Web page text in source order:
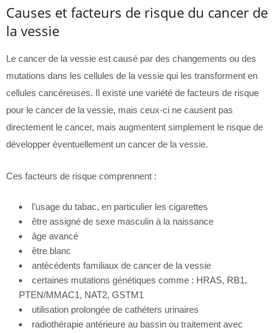
Causes et facteurs de risque du cancer de
la vessie
Le cancer de la vessie est causé par des changements ou des
mutations dans les cellules de la vessie qui les transforment en
cellules cancéreuses. Il existe une variété de facteurs de risque
pour le cancer de la vessie, mais ceux-ci ne causent pas
directement le cancer, mais augmentent simplement le risque de
développer éventuellement un cancer de la vessie.
Ces facteurs de risque comprennent :
l’usage du tabac, en particulier les cigarettes
être assigné de sexe masculin à la naissance
âge avancé
être blanc
antécédents familiaux de cancer de la vessie
certaines mutations génétiques comme : HRAS, RB1,
PTEN/MMAC1, NAT2, GSTM1
utilisation prolongée de cathéters urinaires
radiothérapie antérieure au bassin ou traitement avec